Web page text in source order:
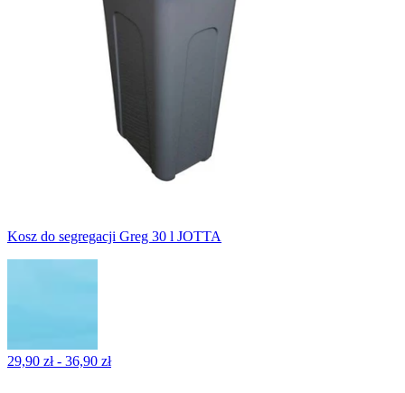
Kosz do segregacji Greg 30 l JOTTA
29,90 zł - 36,90 zł